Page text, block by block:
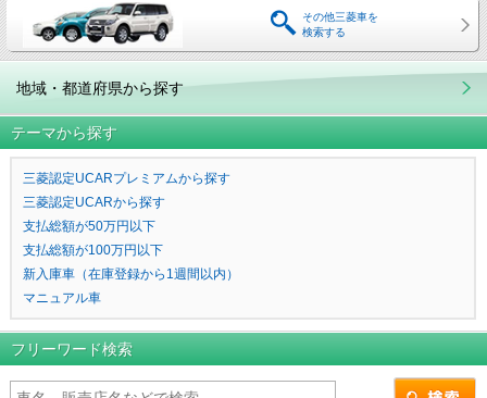
その他三菱車を
検索する
地域・都道府県から探す
テーマから探す
三菱認定UCARプレミアムから探す
三菱認定UCARから探す
支払総額が50万円以下
支払総額が100万円以下
新入庫車（在庫登録から1週間以内）
マニュアル車
フリーワード検索